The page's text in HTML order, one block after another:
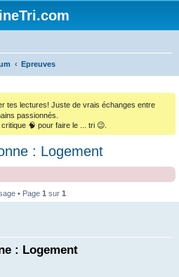
Epreuves
tes lectures! Juste de vrais échanges entre
passionnés.
🧠 pour faire le ... tri 😉.
: Logement
• Page 1 sur 1
: Logement